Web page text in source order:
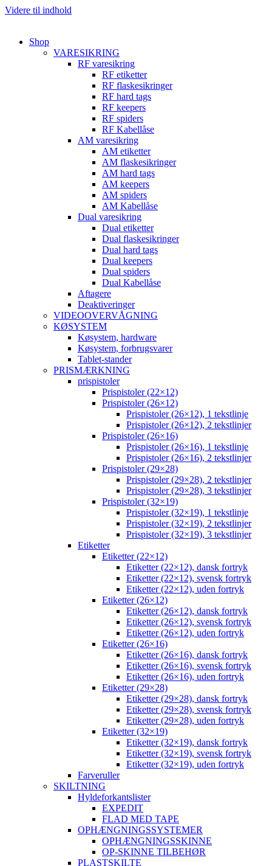
Videre til indhold
Shop
VARESIKRING
RF varesikring
RF etiketter
RF flaskesikringer
RF hard tags
RF keepers
RF spiders
RF Kabellåse
AM varesikring
AM etiketter
AM flaskesikringer
AM hard tags
AM keepers
AM spiders
AM Kabellåse
Dual varesikring
Dual etiketter
Dual flaskesikringer
Dual hard tags
Dual keepers
Dual spiders
Dual Kabellåse
Aftagere
Deaktiveringer
VIDEOOVERVÅGNING
KØSYSTEM
Køsystem, hardware
Køsystem, forbrugsvarer
Tablet-stander
PRISMÆRKNING
prispistoler
Prispistoler (22×12)
Prispistoler (26×12)
Prispistoler (26×12), 1 tekstlinje
Prispistoler (26×12), 2 tekstlinjer
Prispistoler (26×16)
Prispistoler (26×16), 1 tekstlinje
Prispistoler (26×16), 2 tekstlinjer
Prispistoler (29×28)
Prispistoler (29×28), 2 tekstlinjer
Prispistoler (29×28), 3 tekstlinjer
Prispistoler (32×19)
Prispistoler (32×19), 1 tekstlinje
Prispistoler (32×19), 2 tekstlinjer
Prispistoler (32×19), 3 tekstlinjer
Etiketter
Etiketter (22×12)
Etiketter (22×12), dansk fortryk
Etiketter (22×12), svensk fortryk
Etiketter (22×12), uden fortryk
Etiketter (26×12)
Etiketter (26×12), dansk fortryk
Etiketter (26×12), svensk fortryk
Etiketter (26×12), uden fortryk
Etiketter (26×16)
Etiketter (26×16), dansk fortryk
Etiketter (26×16), svensk fortryk
Etiketter (26×16), uden fortryk
Etiketter (29×28)
Etiketter (29×28), dansk fortryk
Etiketter (29×28), svensk fortryk
Etiketter (29×28), uden fortryk
Etiketter (32×19)
Etiketter (32×19), dansk fortryk
Etiketter (32×19), svensk fortryk
Etiketter (32×19), uden fortryk
Farveruller
SKILTNING
Hyldeforkantslister
EXPEDIT
FLAD MED TAPE
OPHÆNGNINGSSYSTEMER
OPHÆNGNINGSSKINNE
OP-SKINNE TILBEHØR
PLASTSKILTE